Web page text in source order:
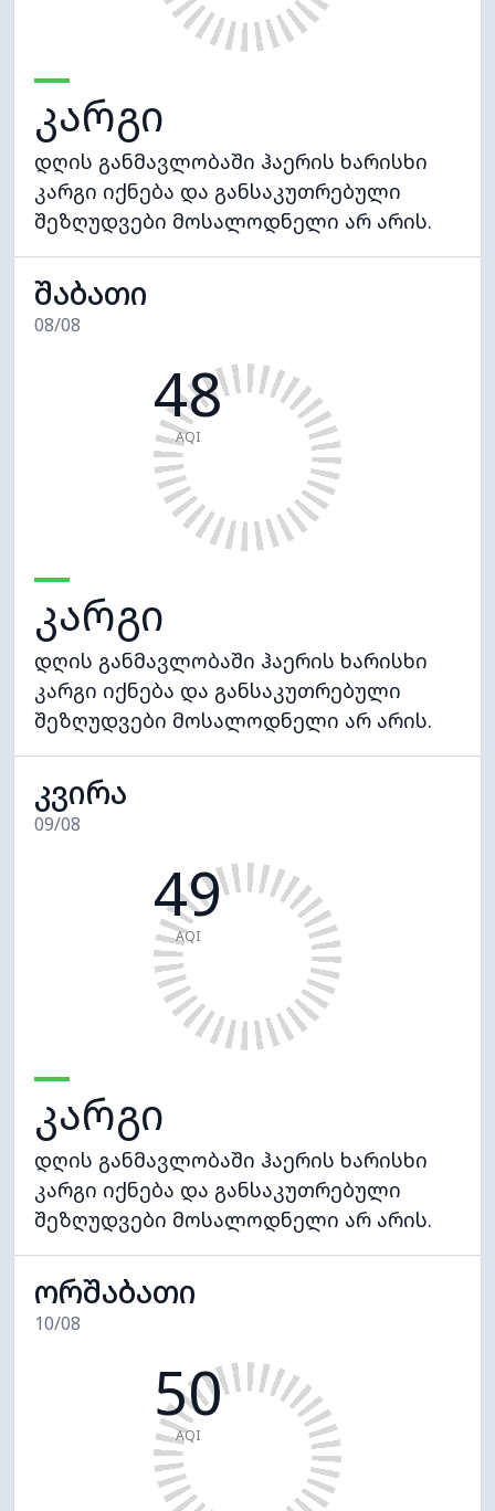
კარგი
დღის განმავლობაში ჰაერის ხარისხი
კარგი იქნება და განსაკუთრებული
შეზღუდვები მოსალოდნელი არ არის.
შაბათი
08/08
48
AQI
კარგი
დღის განმავლობაში ჰაერის ხარისხი
კარგი იქნება და განსაკუთრებული
შეზღუდვები მოსალოდნელი არ არის.
კვირა
09/08
49
AQI
კარგი
დღის განმავლობაში ჰაერის ხარისხი
კარგი იქნება და განსაკუთრებული
შეზღუდვები მოსალოდნელი არ არის.
ორშაბათი
10/08
50
AQI